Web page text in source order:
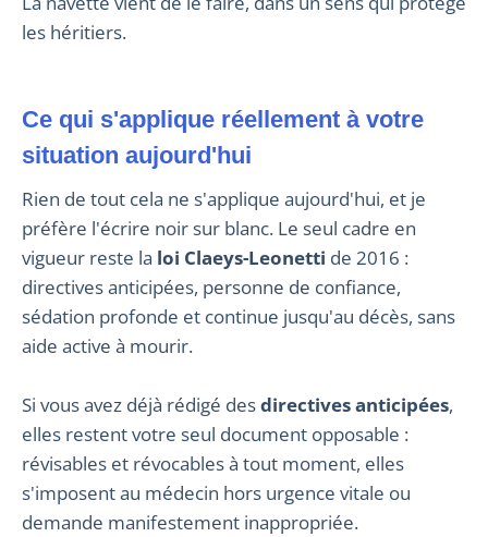
les héritiers.
Ce qui s'applique réellement à votre
situation aujourd'hui
Rien de tout cela ne s'applique aujourd'hui, et je
préfère l'écrire noir sur blanc. Le seul cadre en
vigueur reste la loi Claeys-Leonetti de 2016 :
directives anticipées, personne de confiance,
sédation profonde et continue jusqu'au décès, sans
aide active à mourir.
Si vous avez déjà rédigé desdirectives anticipées,
elles restent votre seul document opposable :
révisables et révocables à tout moment, elles
s'imposent au médecin hors urgence vitale ou
demande manifestement inappropriée.